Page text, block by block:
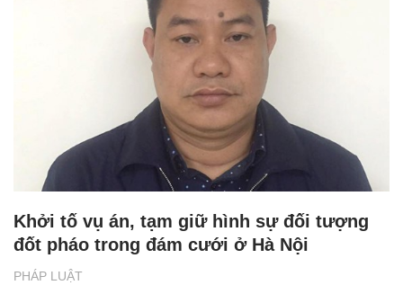
PHÁP LUẬT
Khởi tố vụ án, tạm giữ hình sự đối tượng
đốt pháo trong đám cưới ở Hà Nội